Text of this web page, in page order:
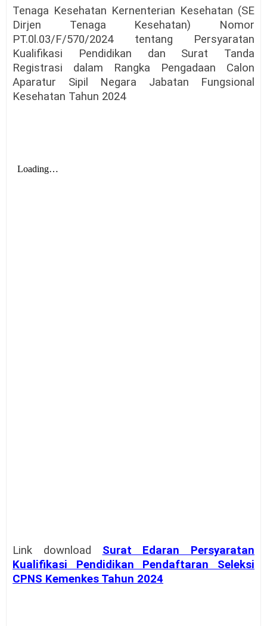
Tenaga Kesehatan Kernenterian Kesehatan (SE
Dirjen Tenaga Kesehatan) Nomor
PT.0l.03/F/570/2024 tentang Persyaratan
Kualifikasi Pendidikan dan Surat Tanda
Registrasi dalam Rangka Pengadaan Calon
Aparatur Sipil Negara Jabatan Fungsional
Kesehatan Tahun 2024
Link download Surat Edaran Persyaratan
Kualifikasi Pendidikan Pendaftaran Seleksi
CPNS Kemenkes Tahun 2024